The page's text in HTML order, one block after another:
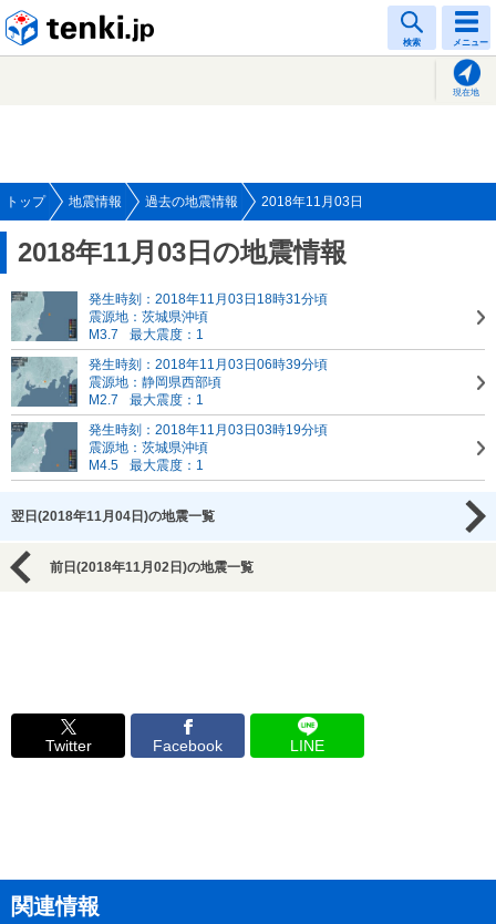
検索 メニュー
現在地
トップ 地震情報 過去の地震情報 2018年11月03日
2018年11月03日の地震情報
発生時刻：2018年11月03日18時31分頃
震源地：茨城県沖頃
M3.7
最大震度：1
発生時刻：2018年11月03日06時39分頃
震源地：静岡県西部頃
M2.7
最大震度：1
発生時刻：2018年11月03日03時19分頃
震源地：茨城県沖頃
M4.5
最大震度：1
翌日(2018年11月04日)の地震一覧
前日(2018年11月02日)の地震一覧
Twitter Facebook LINE
関連情報